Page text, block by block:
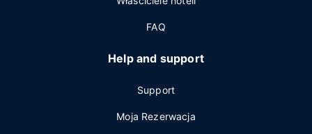
FAQ
Help and support
Support
Moja Rezerwacja